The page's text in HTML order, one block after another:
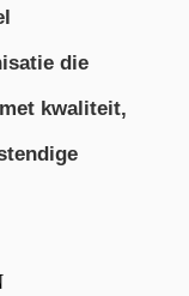
die
kwaliteit,